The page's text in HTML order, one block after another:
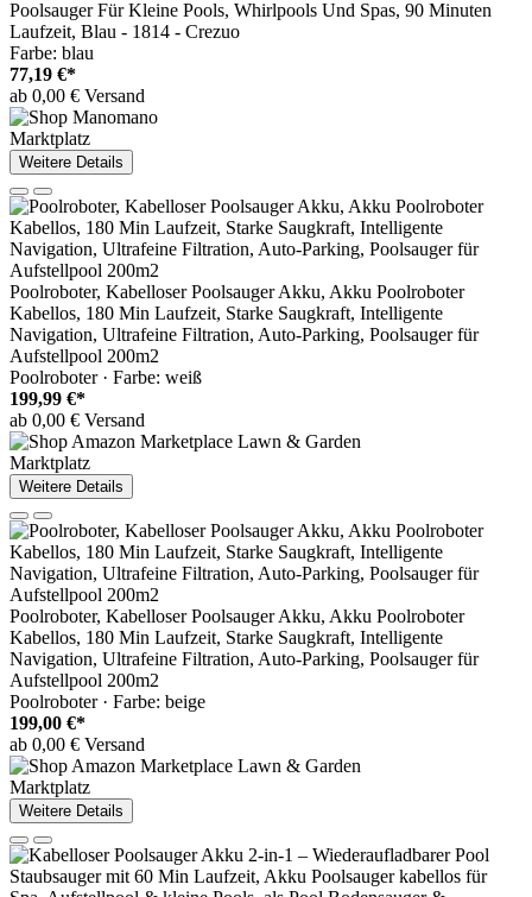
Poolsauger Für Kleine Pools, Whirlpools Und Spas, 90 Minuten
Laufzeit, Blau - 1814 - Crezuo
Farbe: blau
77,19 €*
ab 0,00 € Versand
Marktplatz
Weitere Details
Poolroboter, Kabelloser Poolsauger Akku, Akku Poolroboter
Kabellos, 180 Min Laufzeit, Starke Saugkraft, Intelligente
Navigation, Ultrafeine Filtration, Auto-Parking, Poolsauger für
Aufstellpool 200m2
Poolroboter · Farbe: weiß
199,99 €*
ab 0,00 € Versand
Marktplatz
Weitere Details
Poolroboter, Kabelloser Poolsauger Akku, Akku Poolroboter
Kabellos, 180 Min Laufzeit, Starke Saugkraft, Intelligente
Navigation, Ultrafeine Filtration, Auto-Parking, Poolsauger für
Aufstellpool 200m2
Poolroboter · Farbe: beige
199,00 €*
ab 0,00 € Versand
Marktplatz
Weitere Details